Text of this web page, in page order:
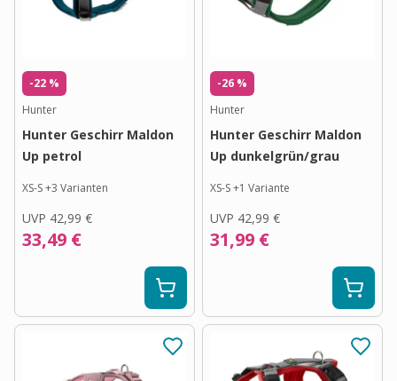
-22 %
Hunter
Hunter Geschirr Maldon
Up petrol
XS-S+3 Varianten
UVP 42,99 €
33,49 €
-26 %
Hunter
Hunter Geschirr Maldon
Up dunkelgrün/grau
XS-S+1 Variante
UVP 42,99 €
31,99 €